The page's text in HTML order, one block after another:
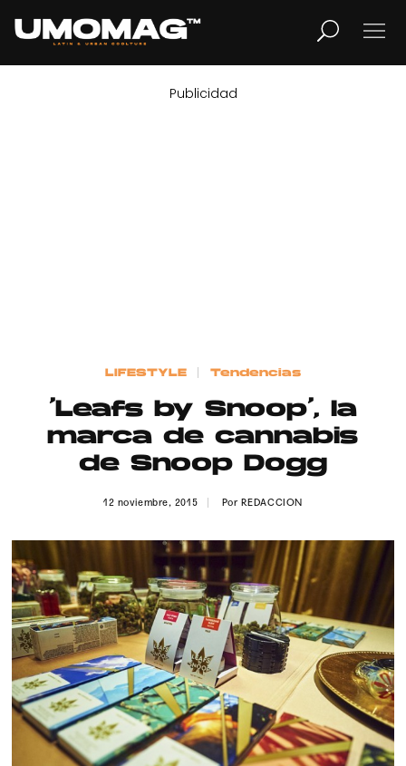
LIFESTYLE
Publicidad
Contacto
© 2015-2022 UMOMAG. PROPIEDAD DE UMO agency. TODOS LOS
DERECHOS RESERVADOS.
Publicidad
LIFESTYLE Tendencias
‘Leafs by Snoop’, la
marca de cannabis
de Snoop Dogg
12 noviembre, 2015 Por REDACCION